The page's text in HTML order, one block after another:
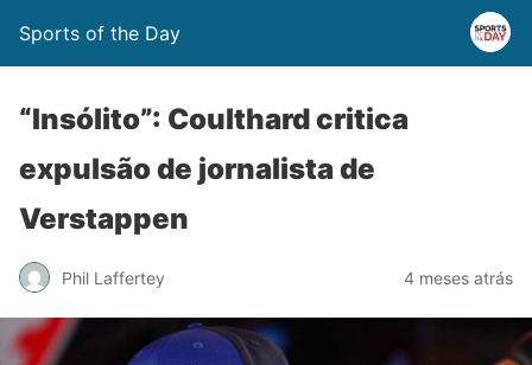
Sports of the Day
“Insólito”: Coulthard critica
expulsão de jornalista de
Verstappen
Phil Laffertey 4 meses atrás